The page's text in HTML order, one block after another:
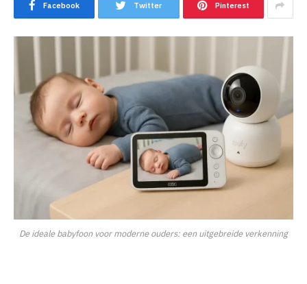
Facebook Twitter Pinterest
De ideale babyfoon voor moderne ouders: een uitgebreide verkenning